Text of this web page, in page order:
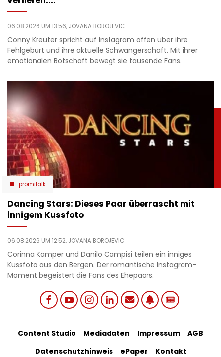
06.08.2026 UM 13:56, JOVANA BOROJEVIC
Conny Kreuter spricht auf Instagram offen über ihre
Fehlgeburt und ihre aktuelle Schwangerschaft. Mit ihrer
emotionalen Botschaft bewegt sie tausende Fans.
promitalk
Dancing Stars: Dieses Paar überrascht mit
innigem Kussfoto
06.08.2026 UM 12:52, JOVANA BOROJEVIC
Corinna Kamper und Danilo Campisi teilen ein inniges
Kussfoto aus den Bergen. Der romantische Instagram-
Moment begeistert die Fans des Ehepaars.
links
Footer
Content Studio Mediadaten Impressum
AGB
Datenschutzhinweis
ePaper Kontakt